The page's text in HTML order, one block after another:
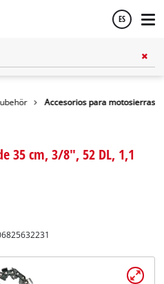
ES
Accesorios para motosierras
35 cm, 3/8", 52 DL, 1,1